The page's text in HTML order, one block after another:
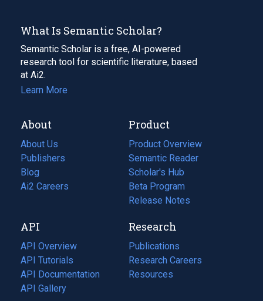
What Is Semantic Scholar?
Semantic Scholar is a free, AI-powered
research tool for scientific literature, based
at Ai2.
Learn More
About
About Us
Publishers
Blog
(opens
in
tab)
Ai2 Careers
(opens
new
tab)
Product
Product Overview
Semantic Reader
Scholar's Hub
Beta Program
Release Notes
API
API Overview
API Tutorials
API Documentation
(opens
in
API Gallery
Research
Publications
(opens
in
a
Research Careers
(opens
in
Resources
(opens